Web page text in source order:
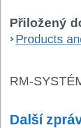
Přiložený
Products
RM-
Další